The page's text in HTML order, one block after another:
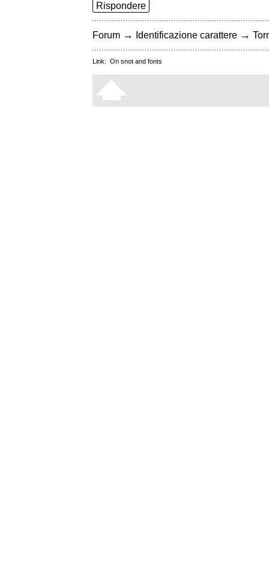
Rispondere
Forum → Identificazione carattere →
Link: On snot and fonts